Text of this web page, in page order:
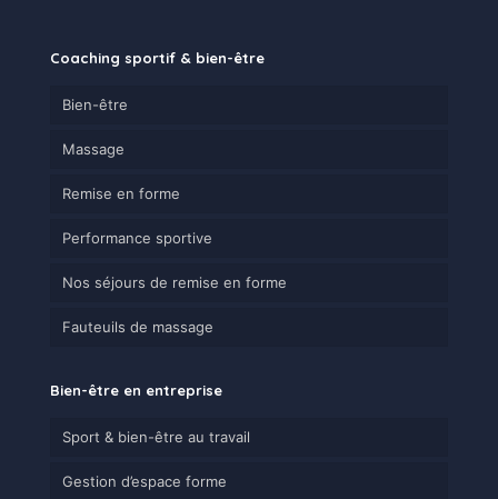
Coaching sportif & bien-être
Bien-être
Massage
Remise en forme
Performance sportive
Nos séjours de remise en forme
Fauteuils de massage
Bien-être en entreprise
Sport & bien-être au travail
Gestion d’espace forme